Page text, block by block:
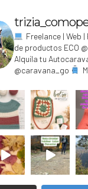
Freelance | Web |
de productos ECO
Alquila tu
@caravana_go